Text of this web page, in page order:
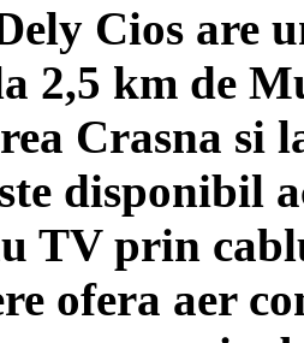
Cios are
2,5 km de
Crasna si
disponibil
TV prin
ofera aer